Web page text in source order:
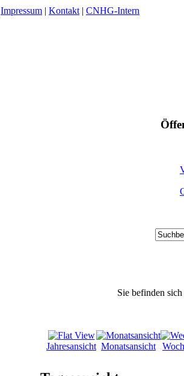
Impressum | Kontakt | CNHG-Intern
Sie befinden
Jahresansicht Monatsansicht